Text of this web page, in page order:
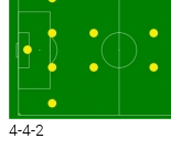
4-4-2